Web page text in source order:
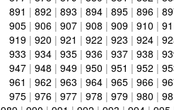
891 | 892 | 893 | 894| 895| 896|
905| 906| 907| 908 | 909| 910 |
919| 920 | 921 | 922 | 923 | 924|
933 | 934| 935| 936| 937| 938 |
947| 948 | 949| 950 | 951 | 952 |
961 | 962 | 963 | 964| 965| 966|
975| 976| 977| 978 | 979| 980 |